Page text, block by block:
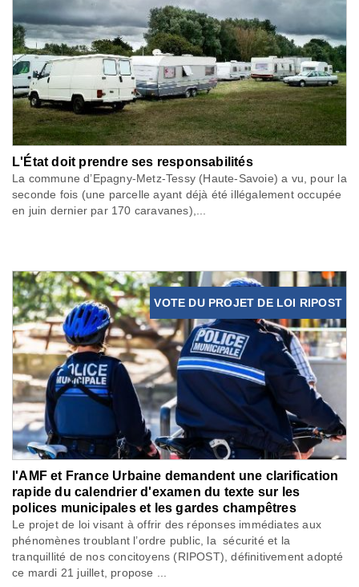
L'État doit prendre ses responsabilités
La commune d’Epagny-Metz-Tessy (Haute-Savoie) a vu, pour la
seconde fois (une parcelle ayant déjà été illégalement occupée
en juin dernier par 170 caravanes),...
VOTE DU PROJET DE LOI RIPOST
l'AMF et France Urbaine demandent une clarification
rapide du calendrier d'examen du texte sur les
polices municipales et les gardes champêtres
Le projet de loi visant à offrir des réponses immédiates aux
phénomènes troublant l’ordre public, la sécurité et la
tranquillité de nos concitoyens (RIPOST), définitivement adopté
ce mardi 21 juillet, propose ...